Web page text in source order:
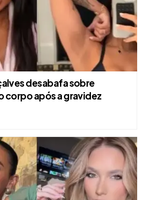
desabafa sobre
corpo após a gravidez